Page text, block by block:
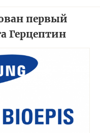
первый
Герцептин